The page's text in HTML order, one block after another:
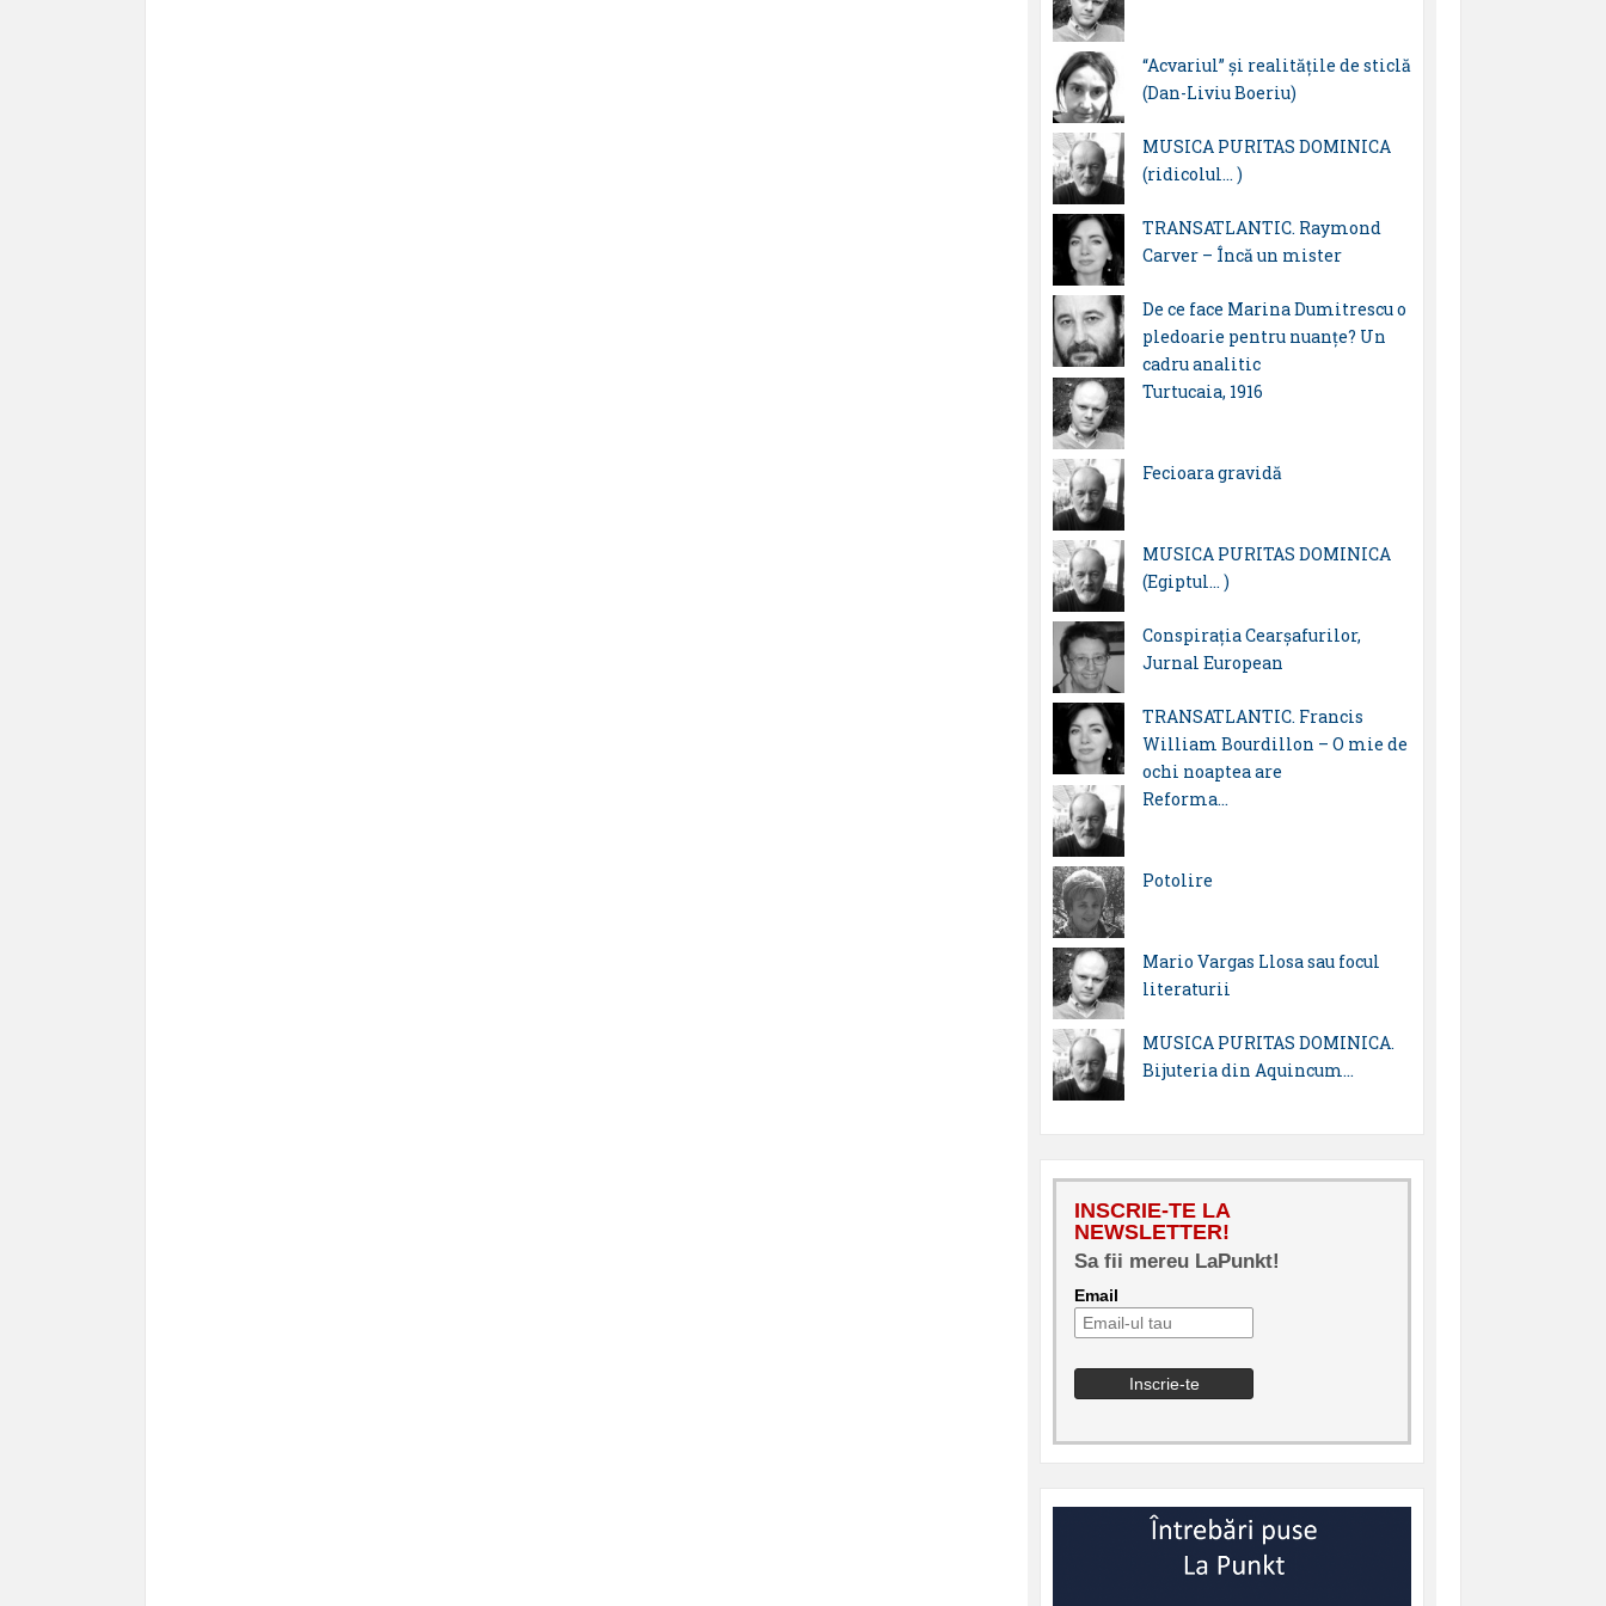
“Acvariul” și realitățile de sticlă
(Dan-Liviu Boeriu)
MUSICA PURITAS DOMINICA
(ridicolul… )
TRANSATLANTIC. Raymond
Carver – Încă un mister
De ce face Marina Dumitrescu o
pledoarie pentru nuanțe? Un
cadru analitic
Turtucaia, 1916
Fecioara gravidă
MUSICA PURITAS DOMINICA
(Egiptul… )
Conspirația Cearșafurilor,
Jurnal European
TRANSATLANTIC. Francis
William Bourdillon – O mie de
ochi noaptea are
Reforma…
Potolire
Mario Vargas Llosa sau focul
literaturii
MUSICA PURITAS DOMINICA.
Bijuteria din Aquincum…
INSCRIE-TE LA
NEWSLETTER!
Sa fii mereu LaPunkt!
Email